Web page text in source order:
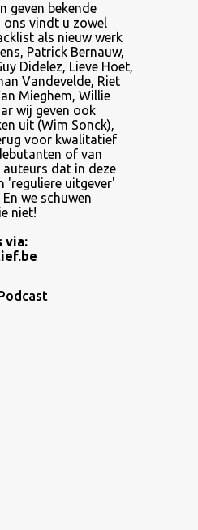
geven bekende
ons vindt u zowel
als nieuw werk
Patrick Bernauw,
Didelez, Lieve Hoet,
Vandevelde, Riet
Mieghem, Willie
wij geven ook
uit (Wim Sonck),
voor kwalitatief
of van
auteurs dat in deze
'reguliere uitgever'
we schuwen
niet!
via: